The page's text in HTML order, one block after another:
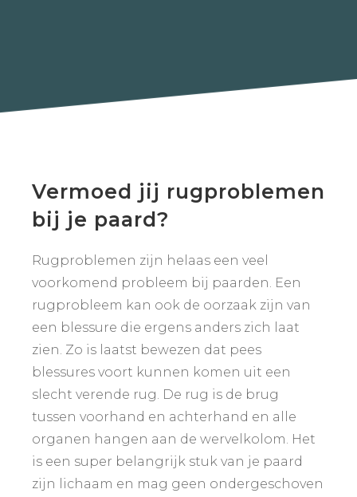
Vermoed jij rugproblemen
bij je paard?
Rugproblemen zijn helaas een veel
voorkomend probleem bij paarden. Een
rugprobleem kan ook de oorzaak zijn van
een blessure die ergens anders zich laat
zien. Zo is laatst bewezen dat pees
blessures voort kunnen komen uit een
slecht verende rug. De rug is de brug
tussen voorhand en achterhand en alle
organen hangen aan de wervelkolom. Het
is een super belangrijk stuk van je paard
zijn lichaam en mag geen ondergeschoven